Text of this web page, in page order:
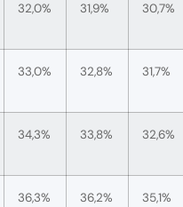
32,0% 31,9% 30,7%
33,0% 32,8% 31,7%
34,3% 33,8% 32,6%
36,3% 36,2% 35,1%